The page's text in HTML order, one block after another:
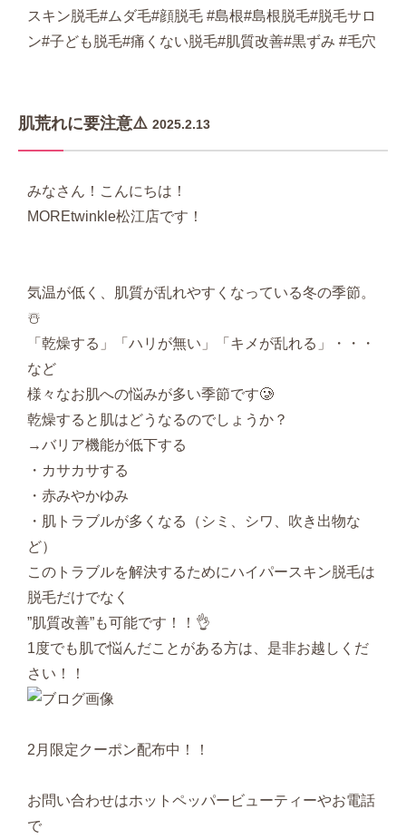
スキン脱毛#ムダ毛#顔脱毛 #島根#島根脱毛#脱毛サロ
ン#子ども脱毛#痛くない脱毛#肌質改善#黒ずみ #毛穴
肌荒れに要注意⚠️ 2025.2.13
みなさん！こんにちは！
MOREtwinkle松江店です！
気温が低く、肌質が乱れやすくなっている冬の季節。
☃️
「乾燥する」「ハリが無い」「キメが乱れる」・・・
など
様々なお肌への悩みが多い季節です🥲
乾燥すると肌はどうなるのでしょうか？
→バリア機能が低下する
・カサカサする
・赤みやかゆみ
・肌トラブルが多くなる（シミ、シワ、吹き出物な
ど）
このトラブルを解決するためにハイパースキン脱毛は
脱毛だけでなく
”肌質改善”も可能です！！👌
1度でも肌で悩んだことがある方は、是非お越しくだ
さい！！
2月限定クーポン配布中！！
お問い合わせはホットペッパービューティーやお電話
で